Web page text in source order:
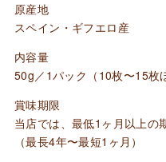
ポ
ハ
ン
ド
カ
ッ
ト
原産地
スペイン・ギフエロ産
内容量
50g／1パック（10枚〜15枚
賞味期限
当店では、最低1ヶ月以上の
（最長4年〜最短1ヶ月）